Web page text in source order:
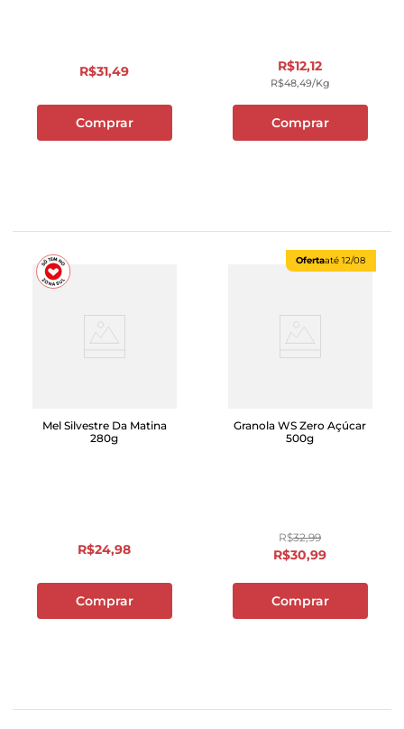
R$31,49
Comprar
R$12,12
R$48,49/kg
Comprar
Mel Silvestre Da Matina
280g
R$24,98
Comprar
Ofertaaté 12/08
Granola WS Zero Açúcar
500g
R$32,99
R$30,99
Comprar